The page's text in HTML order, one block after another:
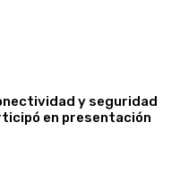
y seguridad
en presentación